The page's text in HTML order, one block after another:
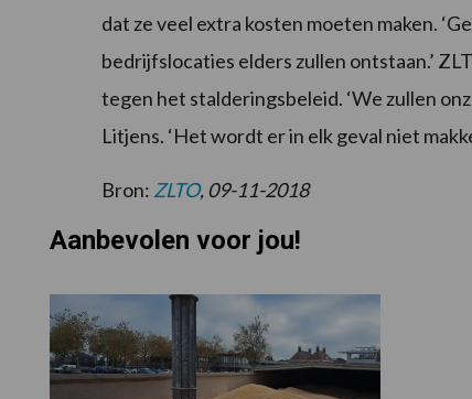
dat ze veel extra kosten moeten maken.
bedrijfslocaties elders zullen ontstaan.’
tegen het stalderingsbeleid. ‘We zullen
Litjens. ‘Het wordt er in elk geval niet
Bron: ZLTO, 09-11-2018
Aanbevolen voor jou!